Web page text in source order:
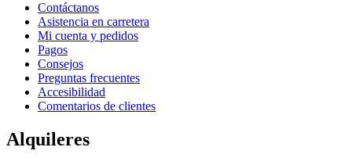
Contáctanos
Asistencia en carretera
Mi cuenta y pedidos
Pagos
Consejos
Preguntas frecuentes
Accesibilidad
Comentarios de clientes
Alquileres